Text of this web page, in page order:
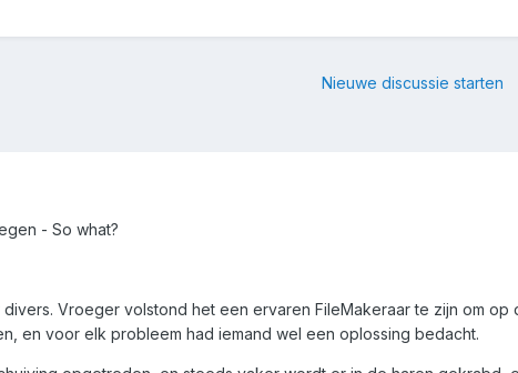
Nieuwe discussie starten
- So what?
Vroeger volstond het een ervaren FileMakeraar te zijn om op
en voor elk probleem had iemand wel een oplossing bedacht.